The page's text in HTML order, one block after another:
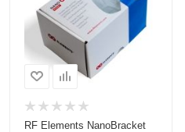
RF Elements NanoBracket